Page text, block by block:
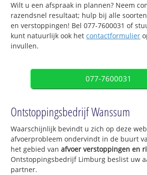
Wilt u een afspraak in plannen? Neem
razendsnel resultaat; hulp bij alle
en verstoppingen! Bel 077-7600031 of
kunt natuurlijk ook hetcontactformulier
invullen.
077-7600031
Ontstoppingsbedrijf Wanssum
Waarschijnlijk bevindt u zich op deze
afvoerprobleem ondervindt in de buurt
het gebied vanafvoer verstoppingen en
Ontstoppingsbedrijf Limburg beslist uw
partner.